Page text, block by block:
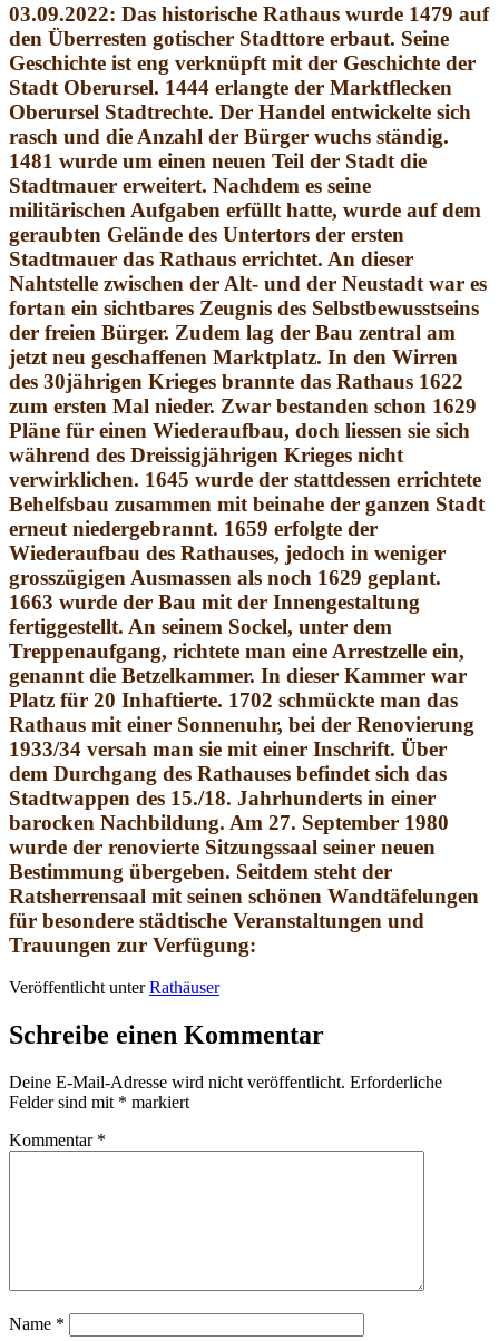
03.09.2022: Das historische Rathaus wurde 1479 auf
den Überresten gotischer Stadttore erbaut. Seine
Geschichte ist eng verknüpft mit der Geschichte der
Stadt Oberursel. 1444 erlangte der Marktflecken
Oberursel Stadtrechte. Der Handel entwickelte sich
rasch und die Anzahl der Bürger wuchs ständig.
1481 wurde um einen neuen Teil der Stadt die
Stadtmauer erweitert. Nachdem es seine
militärischen Aufgaben erfüllt hatte, wurde auf dem
geraubten Gelände des Untertors der ersten
Stadtmauer das Rathaus errichtet. An dieser
Nahtstelle zwischen der Alt- und der Neustadt war es
fortan ein sichtbares Zeugnis des Selbstbewusstseins
der freien Bürger. Zudem lag der Bau zentral am
jetzt neu geschaffenen Marktplatz. In den Wirren
des 30jährigen Krieges brannte das Rathaus 1622
zum ersten Mal nieder. Zwar bestanden schon 1629
Pläne für einen Wiederaufbau, doch liessen sie sich
während des Dreissigjährigen Krieges nicht
verwirklichen. 1645 wurde der stattdessen errichtete
Behelfsbau zusammen mit beinahe der ganzen Stadt
erneut niedergebrannt. 1659 erfolgte der
Wiederaufbau des Rathauses, jedoch in weniger
grosszügigen Ausmassen als noch 1629 geplant.
1663 wurde der Bau mit der Innengestaltung
fertiggestellt. An seinem Sockel, unter dem
Treppenaufgang, richtete man eine Arrestzelle ein,
genannt die Betzelkammer. In dieser Kammer war
Platz für 20 Inhaftierte. 1702 schmückte man das
Rathaus mit einer Sonnenuhr, bei der Renovierung
1933/34 versah man sie mit einer Inschrift. Über
dem Durchgang des Rathauses befindet sich das
Stadtwappen des 15./18. Jahrhunderts in einer
barocken Nachbildung. Am 27. September 1980
wurde der renovierte Sitzungssaal seiner neuen
Bestimmung übergeben. Seitdem steht der
Ratsherrensaal mit seinen schönen Wandtäfelungen
für besondere städtische Veranstaltungen und
Trauungen zur Verfügung:
Veröffentlicht unter Rathäuser
Schreibe einen Kommentar
Deine E-Mail-Adresse wird nicht veröffentlicht. Erforderliche
Felder sind mit * markiert
Kommentar *
Name *